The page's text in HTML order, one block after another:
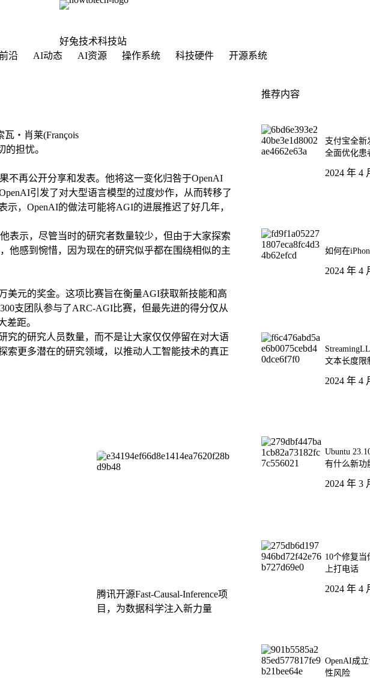
好兔技术科技站
沿 AI动态 AI资源 操作系统 科技硬件
开源系统
瓦・肖莱(François
担忧。
不再公开分享和发表。他将这一变化归咎于OpenAI
引发了对大型语言模型的过度炒作，从而转移了
，OpenAI的做法可能将AGI的进展推迟了好几年，
表示，尽管当时的研究者数量较少，但由于大家探索
他感到惋惜，因为现在的研究似乎都在围绕相似的主
美元的奖金。这项比赛旨在衡量AGI获取新技能和高
支团队参与了ARC-AGI比赛，但最先进的得分仅从
差距。
究的研究人员数量，而不是让大家仅仅停留在对大语
索更多潜在的研究领域，以推动人工智能技术的真正
腾讯开源Fast-Causal-Inference项
目，为数据科学注入新力量
推荐内容
支付宝全新
全面优化患
2024 年 4
如何在
2024 年 4
文本长度限
2024 年 4
Ubuntu
有什么新功
2024 年 3
10个修复当
上打电话
2024 年 4
OpenAI成
性风险